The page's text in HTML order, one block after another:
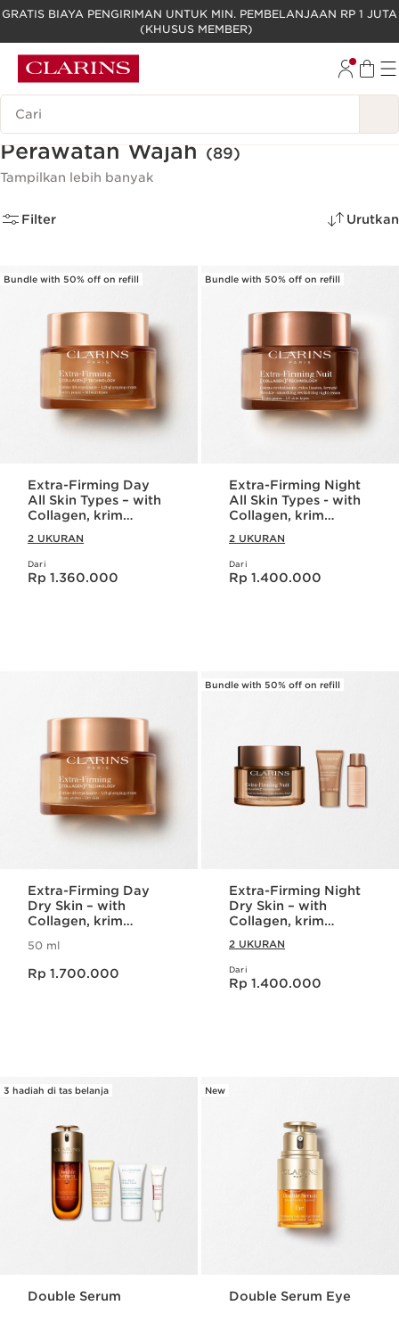
LEWATI KE KONTEN
GO TO FOOTER
GRATIS BIAYA PENGIRIMAN UNTUK MIN. PEMBELANJAAN RP 1 JUTA
(KHUSUS MEMBER)
Legenda Pencarian
Perawatan Wajah (89)
Tampilkan lebih banyak
Filter Urutkan
Bundle with 50% off on refill
Extra-Firming Day
All Skin Types – with
Collagen, krim
moisturizer kolagen
2 UKURAN
Dari
Harga sekarang Rp 1.360.000
Rp 1.360.000
Bundle with 50% off on refill
Extra-Firming Night
All Skin Types - with
Collagen, krim
moisturizer kolagen
2 UKURAN
Dari
Harga sekarang Rp 1.400.000
Rp 1.400.000
Extra-Firming Day
Dry Skin – with
Collagen, krim
moisturizer kolagen
50 ml
Rp 1.700.000
Bundle with 50% off on refill
Extra-Firming Night
Dry Skin – with
Collagen, krim
moisturizer kolagen
2 UKURAN
Dari
Harga sekarang Rp 1.400.000
Rp 1.400.000
3 hadiah di tas belanja
Double Serum
New
Double Serum Eye